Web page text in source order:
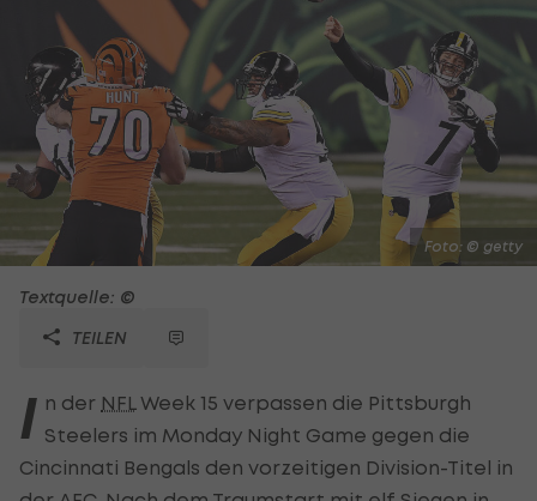
Foto: © getty
Textquelle: ©
TEILEN
I n der NFL Week 15 verpassen die Pittsburgh
Steelers im Monday Night Game gegen die
Cincinnati Bengals den vorzeitigen Division-Titel in